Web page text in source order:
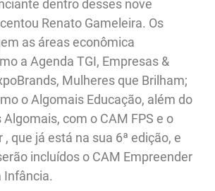
dentro desses nove
Renato Gameleira. Os
as áreas econômica
a Agenda TGI, Empresas &
Mulheres que Brilham;
o Algomais Educação, além do
com o CAM FPS e o
, que já está na sua 6ª edição, e
incluídos o CAM Empreender
Infância.